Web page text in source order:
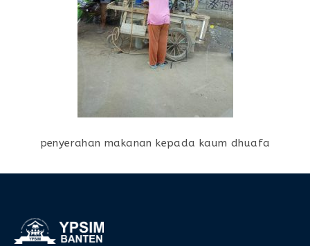
penyerahan makanan kepada kaum dhuafa